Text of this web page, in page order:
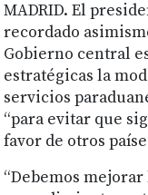
MADRID. El
recordado
Gobierno central
estratégicas la
servicios
“para evitar que
favor de otros
“Debemos